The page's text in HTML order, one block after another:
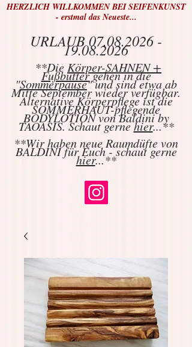
HERZLICH WILLKOMMEN BEI SEIFENKUNST
- erstmal das Neueste...
URLAUB07.08.2026 -
19.08.2026
**Die Körper-SAHNEN +
Fußbuttergehen in die
"Sommerpause" und sind etwa ab
Mitte September wieder verfügbar.
Alternative Körperpflege ist die
SOMMERHAUT-pflegende
BODYLOTION von Baldini by
TAOASIS. Schaut gernehier...**
**Wir haben neue Raumdüfte von
BALDINI für Euch - schaut gerne
hier...**